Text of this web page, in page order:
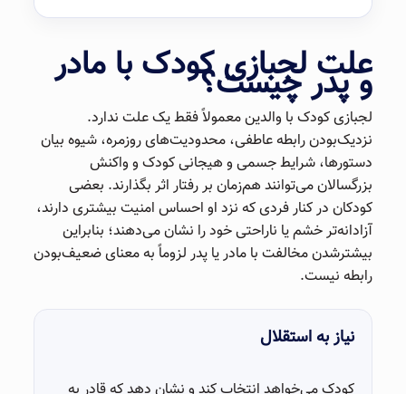
علت لجبازی کودک با مادر
و پدر چیست؟
لجبازی کودک با والدین معمولاً فقط یک علت ندارد.
نزدیک‌بودن رابطه عاطفی، محدودیت‌های روزمره، شیوه بیان
دستورها، شرایط جسمی و هیجانی کودک و واکنش
بزرگسالان می‌توانند هم‌زمان بر رفتار اثر بگذارند. بعضی
کودکان در کنار فردی که نزد او احساس امنیت بیشتری دارند،
آزادانه‌تر خشم یا ناراحتی خود را نشان می‌دهند؛ بنابراین
بیشترشدن مخالفت با مادر یا پدر لزوماً به معنای ضعیف‌بودن
رابطه نیست.
نیاز به استقلال